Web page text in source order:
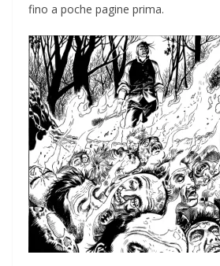
fino a poche pagine prima.